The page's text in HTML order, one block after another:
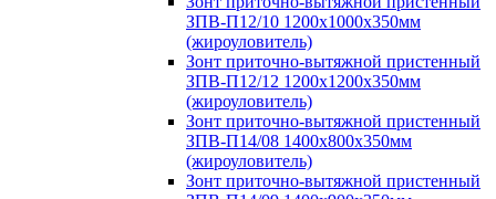
ЗПВ-П12/10 1200х1000х350мм
(жироуловитель)
Зонт приточно-вытяжной пристенный
ЗПВ-П12/12 1200х1200х350мм
(жироуловитель)
Зонт приточно-вытяжной пристенный
ЗПВ-П14/08 1400х800х350мм
(жироуловитель)
Зонт приточно-вытяжной пристенный